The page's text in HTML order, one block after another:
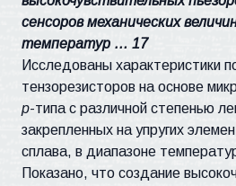
сенсоров механических
температур … 17
Исследованы характеристики
тензорезисторов на основе
р-типа с различной степенью
закрепленных на упругих
сплава, в диапазоне
Показано, что создание